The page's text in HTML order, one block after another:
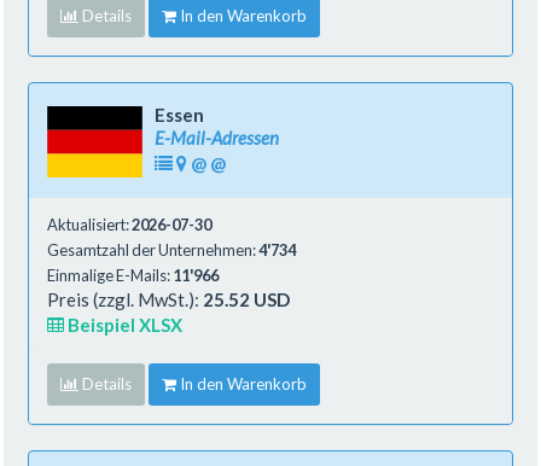
Details In den Warenkorb
Essen
E-Mail-Adressen
@ @
Aktualisiert:2026-07-30
Gesamtzahl der Unternehmen:4'734
Einmalige E-Mails:11'966
Preis (zzgl. MwSt.): 25.52 USD
Beispiel XLSX
Details In den Warenkorb